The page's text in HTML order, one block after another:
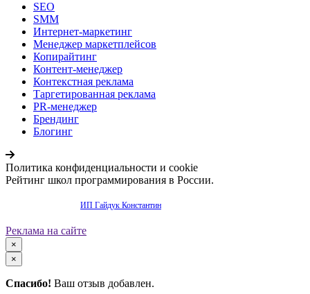
SEO
SMM
Интернет-маркетинг
Менеджер маркетплейсов
Копирайтинг
Контент-менеджер
Контекстная реклама
Таргетированная реклама
PR-менеджер
Брендинг
Блогинг
Политика конфиденциальности и cookie
Рейтинг школ программирования в России.
ИП Гайдук Константин
Реклама на сайте
×
×
Спасибо! Ваш отзыв добавлен.